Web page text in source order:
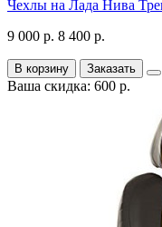
Чехлы на Лада Нива
9 000 р. 8 400 р.
В корзину Заказать
Ваша скидка: 600 р.